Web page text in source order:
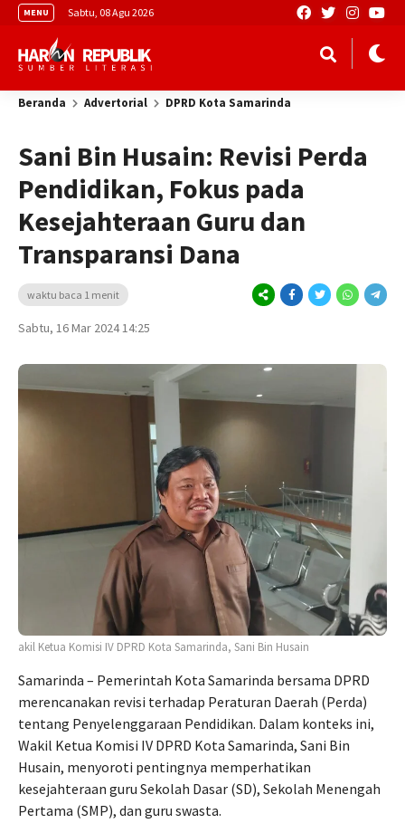
MENU Sabtu, 08 Agu 2026
Beranda Advertorial DPRD Kota Samarinda
Sani Bin Husain: Revisi Perda
Pendidikan, Fokus pada
Kesejahteraan Guru dan
Transparansi Dana
waktu baca 1 menit
Sabtu, 16 Mar 2024 14:25
akil Ketua Komisi IV DPRD Kota Samarinda, Sani Bin Husain
Samarinda – Pemerintah Kota Samarinda bersama DPRD
merencanakan revisi terhadap Peraturan Daerah (Perda)
tentang Penyelenggaraan Pendidikan. Dalam konteks ini,
Wakil Ketua Komisi IV DPRD Kota Samarinda, Sani Bin
Husain, menyoroti pentingnya memperhatikan
kesejahteraan guru Sekolah Dasar (SD), Sekolah Menengah
Pertama (SMP), dan guru swasta.